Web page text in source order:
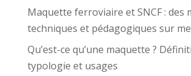
Maquette ferroviaire et SNCF : des
techniques et pédagogiques sur
Qu’est-ce qu’une maquette ?
typologie et usages